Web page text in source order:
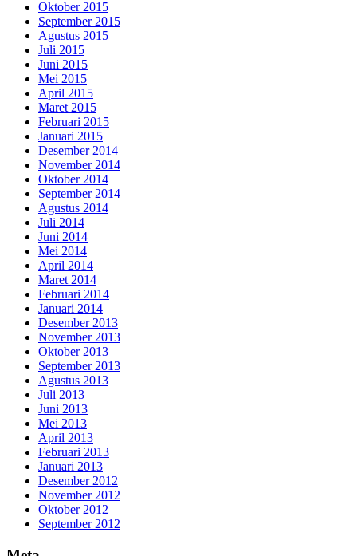
Oktober 2015
September 2015
Agustus 2015
Juli 2015
Juni 2015
Mei 2015
April 2015
Maret 2015
Februari 2015
Januari 2015
Desember 2014
November 2014
Oktober 2014
September 2014
Agustus 2014
Juli 2014
Juni 2014
Mei 2014
April 2014
Maret 2014
Februari 2014
Januari 2014
Desember 2013
November 2013
Oktober 2013
September 2013
Agustus 2013
Juli 2013
Juni 2013
Mei 2013
April 2013
Februari 2013
Januari 2013
Desember 2012
November 2012
Oktober 2012
September 2012